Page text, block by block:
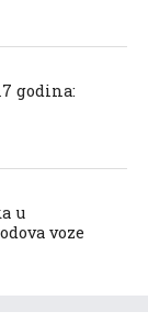
godina:
u
voze